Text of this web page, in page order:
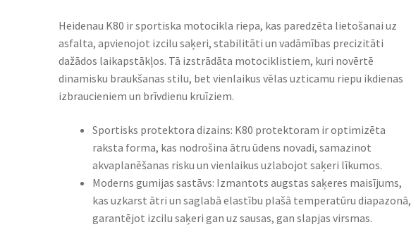
Heidenau K80 ir sportiska motocikla riepa, kas paredzēta lietošanai uz
asfalta, apvienojot izcilu saķeri, stabilitāti un vadāmības precizitāti
dažādos laikapstākļos. Tā izstrādāta motociklistiem, kuri novērtē
dinamisku braukšanas stilu, bet vienlaikus vēlas uzticamu riepu ikdienas
izbraucieniem un brīvdienu kruīziem.
Sportisks protektora dizains: K80 protektoram ir optimizēta
raksta forma, kas nodrošina ātru ūdens novadi, samazinot
akvaplanēšanas risku un vienlaikus uzlabojot saķeri līkumos.
Moderns gumijas sastāvs: Izmantots augstas saķeres maisījums,
kas uzkarst ātri un saglabā elastību plašā temperatūru diapazonā,
garantējot izcilu saķeri gan uz sausas, gan slapjas virsmas.